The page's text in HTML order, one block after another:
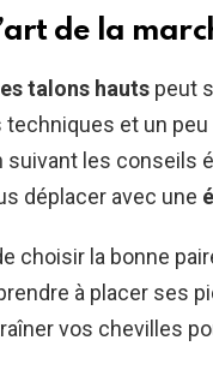
de la
talons hauts peut
et un
suivant les conseils
déplacer avec une
choisir la bonne
à placer ses
vos chevilles